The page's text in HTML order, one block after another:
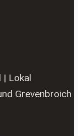
| Lokal
Grevenbroich